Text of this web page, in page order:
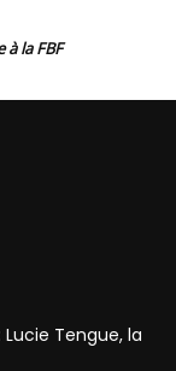
Tengue, la